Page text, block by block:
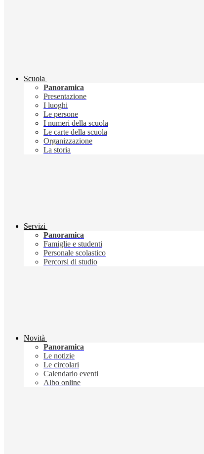
Scuola
Panoramica
Presentazione
I luoghi
Le persone
I numeri della scuola
Le carte della scuola
Organizzazione
La storia
Servizi
Panoramica
Famiglie e studenti
Personale scolastico
Percorsi di studio
Novità
Panoramica
Le notizie
Le circolari
Calendario eventi
Albo online